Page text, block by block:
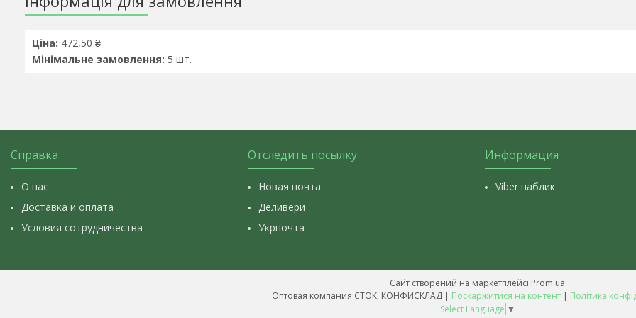
Ціна: 472,50 ₴
Мінімальне замовлення: 5 шт.
Справка
О нас
Доставка и оплата
Условия сотрудничества
Отследить посылку
Новая почта
Деливери
Укрпочта
Информация
Viber паблик
Сайт створений на маркетплейсі Prom.ua
Оптовая компания СТОК, КОНФИСКЛАД | Поскаржитися на контент | Політика
Select Language ▼